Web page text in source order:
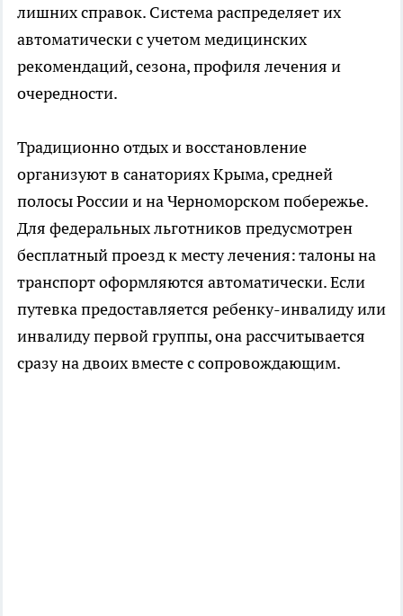
лишних справок. Система распределяет их
автоматически с учетом медицинских
рекомендаций, сезона, профиля лечения и
очередности.
Традиционно отдых и восстановление
организуют в санаториях Крыма, средней
полосы России и на Черноморском побережье.
Для федеральных льготников предусмотрен
бесплатный проезд к месту лечения: талоны на
транспорт оформляются автоматически. Если
путевка предоставляется ребенку-инвалиду или
инвалиду первой группы, она рассчитывается
сразу на двоих вместе с сопровождающим.